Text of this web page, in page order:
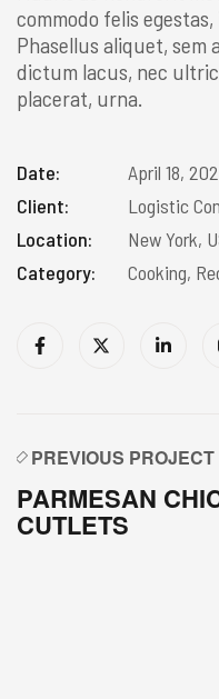
commodo felis
Phasellus aliquet, sem
dictum lacus, nec
placerat, urna.
Date:
April 18,
Client:
Logistic
Location:
New York,
Category:
Cooking,
PREVIOUS PROJECT
PARMESAN
CUTLETS